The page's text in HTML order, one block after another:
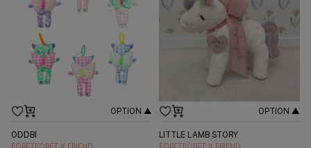
OPTION ▲
ODDBI
OPTION ▲
LITTLE LAMB STORY